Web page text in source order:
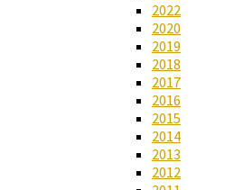
2022
2020
2019
2018
2017
2016
2015
2014
2013
2012